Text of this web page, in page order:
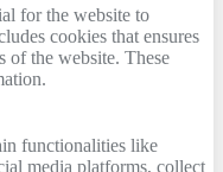
for the website to
cookies that ensures
of the website. These
functionalities like
media platforms, collect